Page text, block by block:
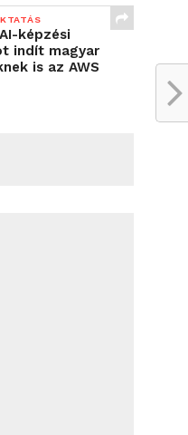
képzési
indít magyar
is az AWS